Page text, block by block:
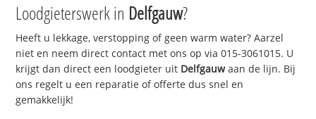
Loodgieterswerk in Delfgauw?
Heeft u lekkage, verstopping of geen warm water? Aarzel
niet en neem direct contact met ons op via 015-3061015. U
krijgt dan direct een loodgieter uit Delfgauwaan de lijn. Bij
ons regelt u een reparatie of offerte dus snel en
gemakkelijk!